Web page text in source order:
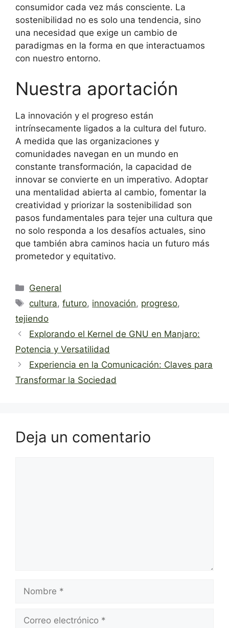
consumidor cada vez más consciente. La
sostenibilidad no es solo una tendencia, sino
una necesidad que exige un cambio de
paradigmas en la forma en que interactuamos
con nuestro entorno.
Nuestra aportación
La innovación y el progreso están
intrínsecamente ligados a la cultura del futuro.
A medida que las organizaciones y
comunidades navegan en un mundo en
constante transformación, la capacidad de
innovar se convierte en un imperativo. Adoptar
una mentalidad abierta al cambio, fomentar la
creatividad y priorizar la sostenibilidad son
pasos fundamentales para tejer una cultura que
no solo responda a los desafíos actuales, sino
que también abra caminos hacia un futuro más
prometedor y equitativo.
Categorías
General
Etiquetas
cultura,futuro, innovación, progreso,
tejiendo
Explorando el Kernel de GNU en Manjaro:
Potencia y Versatilidad
Experiencia en la Comunicación: Claves para
Transformar la Sociedad
Deja un comentario
Nombre
Correo